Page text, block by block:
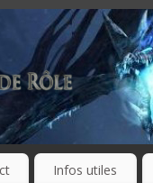
Infos utiles